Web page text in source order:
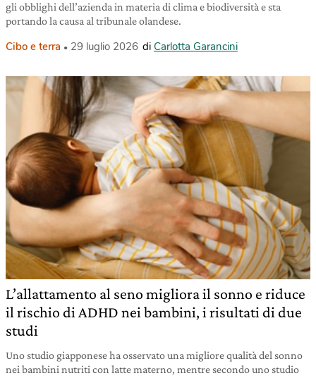
gli obblighi dell’azienda in materia di clima e biodiversità e sta
portando la causa al tribunale olandese.
Cibo e terra 29 luglio 2026 di Carlotta Garancini
L’allattamento al seno migliora il sonno e riduce
il rischio di ADHD nei bambini, i risultati di due
studi
Uno studio giapponese ha osservato una migliore qualità del sonno
nei bambini nutriti con latte materno, mentre secondo uno studio